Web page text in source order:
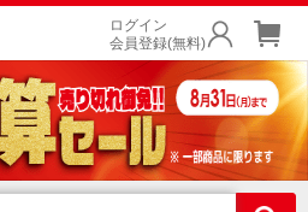
ログイン
会員登録(無料)